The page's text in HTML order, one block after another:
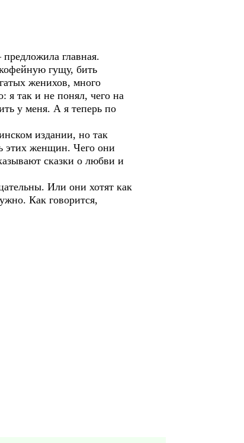
главная.
гущу, бить
женихов, много
я так и не понял, чего на
у меня. А я теперь по
издании, но так
этих женщин. Чего они
сказки о любви и
Или они хотят как
Как говорится,